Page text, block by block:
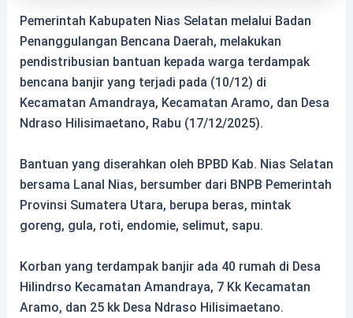
Pemerintah Kabupaten Nias Selatan melalui Badan
Penanggulangan Bencana Daerah, melakukan
pendistribusian bantuan kepada warga terdampak
bencana banjir yang terjadi pada (10/12) di
Kecamatan Amandraya, Kecamatan Aramo, dan Desa
Ndraso Hilisimaetano, Rabu (17/12/2025).
Bantuan yang diserahkan oleh BPBD Kab. Nias Selatan
bersama Lanal Nias, bersumber dari BNPB Pemerintah
Provinsi Sumatera Utara, berupa beras, mintak
goreng, gula, roti, endomie, selimut, sapu.
Korban yang terdampak banjir ada 40 rumah di Desa
Hilindrso Kecamatan Amandraya, 7 Kk Kecamatan
Aramo, dan 25 kk Desa Ndraso Hilisimaetano.